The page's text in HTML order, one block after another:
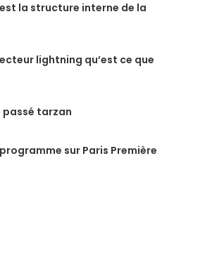
la structure interne de la
lightning qu’est ce que
tarzan
sur Paris Première